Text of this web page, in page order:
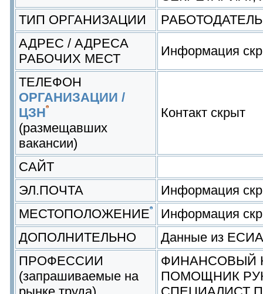
ТИП ОРГАНИЗАЦИИ
РАБОТОДАТЕЛЬ
АДРЕС / АДРЕСА
РАБОЧИХ МЕСТ
Информация
ТЕЛЕФОН
ОРГАНИЗАЦИИ /
ЦЗН
(размещавших
вакансии)
Контакт скрыт
САЙТ
ЭЛ.ПОЧТА
Информация
МЕСТОПОЛОЖЕНИЕ
Информация
ДОПОЛНИТЕЛЬНО
Данные из
ПРОФЕССИИ
(запрашиваемые на
ФИНАНСОВЫЙ
ПОМОЩНИК